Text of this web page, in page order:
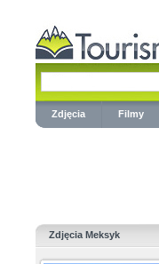
Zdjęcia Filmy
Zdjęcia Meksyk